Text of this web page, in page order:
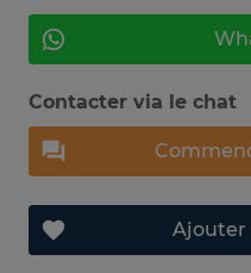
Contacter via le chat
Ajouter